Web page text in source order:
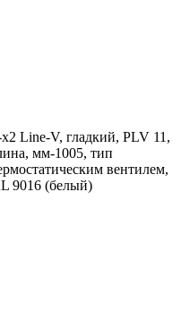
Line-V, гладкий, PLV 11,
мм-1005, тип
вентилем,
9016 (белый)